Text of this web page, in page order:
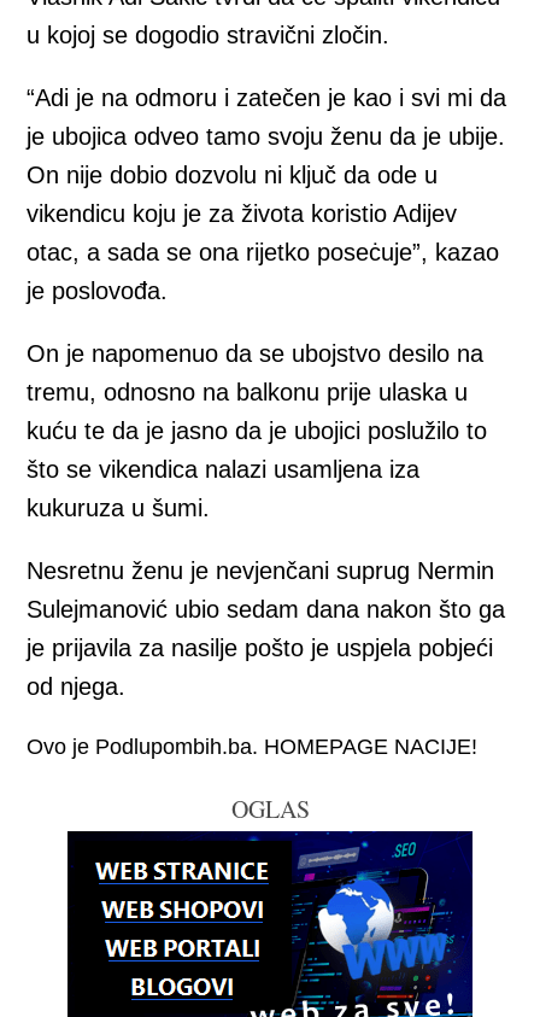
u kojoj se dogodio stravični zločin.
“Adi je na odmoru i zatečen je kao i svi mi da
je ubojica odveo tamo svoju ženu da je ubije.
On nije dobio dozvolu ni ključ da ode u
vikendicu koju je za života koristio Adijev
otac, a sada se ona rijetko poseċuje”, kazao
je poslovođa.
On je napomenuo da se ubojstvo desilo na
tremu, odnosno na balkonu prije ulaska u
kuću te da je jasno da je ubojici poslužilo to
što se vikendica nalazi usamljena iza
kukuruza u šumi.
Nesretnu ženu je nevjenčani suprug Nermin
Sulejmanović ubio sedam dana nakon što ga
je prijavila za nasilje pošto je uspjela pobjeći
od njega.
Ovo je Podlupombih.ba. HOMEPAGE NACIJE!
OGLAS